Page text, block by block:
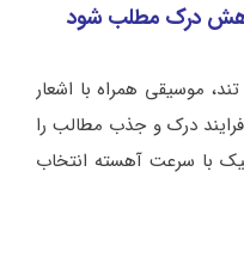
درک مطلب شود
موسیقی همراه با اشعار
درک و جذب مطالب را
با سرعت آهسته انتخاب